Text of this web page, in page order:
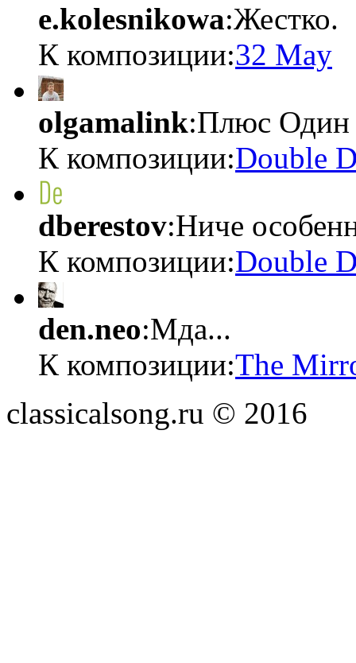
e.kolesnikowa:Жестко.
К композиции:32 May
olgamalink:Плюс Один
К композиции:Double
dberestov:Ниче
К композиции:Double
den.neo:Мда...
К композиции:The
classicalsong.ru © 2016